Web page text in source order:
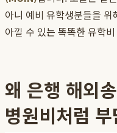
아니 예비 유학생분들을
아낄 수 있는 똑똑한 유학
왜 은행 해외
병원비처럼